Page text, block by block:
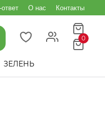
О нас Контакты
0
ЗЕЛЕНЬ